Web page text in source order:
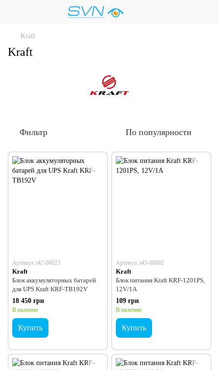
Kraft
Kraft
Фильтр По популярности
Артикул: t42-00023
Kraft
Блок аккумуляторных батарей
для UPS Kraft KRF-TB192V
18 450 грн
В наличии
Купить
Артикул: t43-00002
Kraft
Блок питания Kraft KRF-1201PS,
12V/1A
109 грн
В наличии
Купить